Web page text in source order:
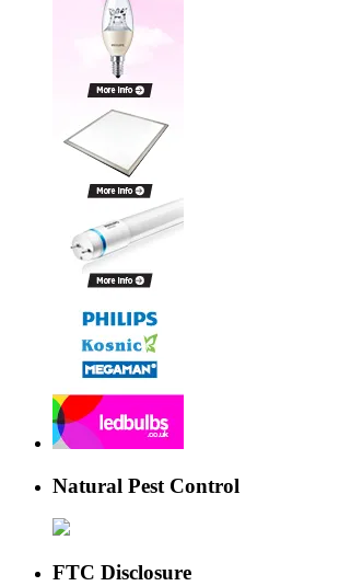
Natural Pest Control
FTC Disclosure